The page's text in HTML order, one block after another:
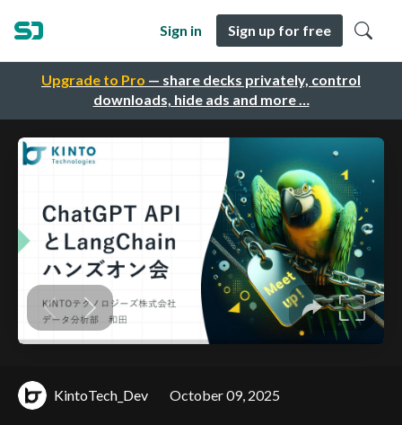
Upgrade to Pro — share decks privately, control
downloads, hide ads and more …
Sign in Sign up for free
KintoTech_Dev October 09, 2025